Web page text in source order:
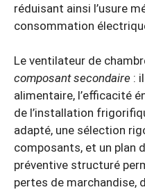
réduisant ainsi l’usure
consommation
Le ventilateur de
composant secondaire :
alimentaire, l’efficacité
de l’installation
adapté, une sélection
composants, et un plan
préventive structuré
pertes de marchandise,